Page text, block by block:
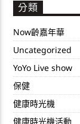
分類
Now齡嘉年華
Uncategorized
YoYo Live show
保健
健康時光機
健康時光機活動